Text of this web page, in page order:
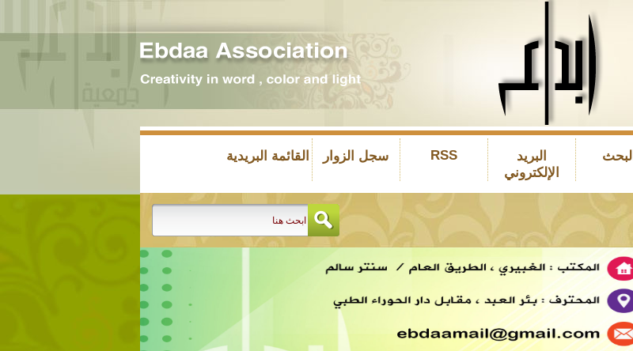
البحث
البريد
الإلكتروني
RSS سجل الزوار القائمة البريدية